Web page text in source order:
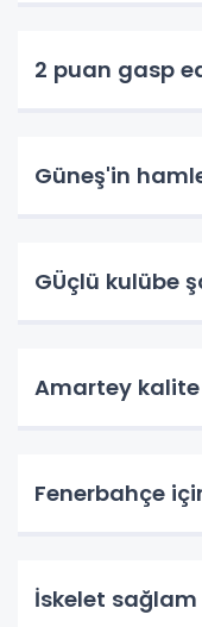
2 puan gasp
Güneş'in
GÜçlü kulübe
Amartey kalite
Fenerbahçe
İskelet sağlam